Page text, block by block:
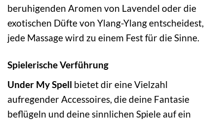
beruhigenden Aromen von Lavendel oder die
exotischen Düfte von Ylang-Ylang entscheidest,
jede Massage wird zu einem Fest für die Sinne.
Spielerische Verführung
Under My Spell bietet dir eine Vielzahl
aufregender Accessoires, die deine Fantasie
beflügeln und deine sinnlichen Spiele auf ein